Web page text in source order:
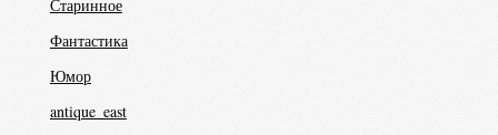
Старинное
Фантастика
Юмор
antique_east